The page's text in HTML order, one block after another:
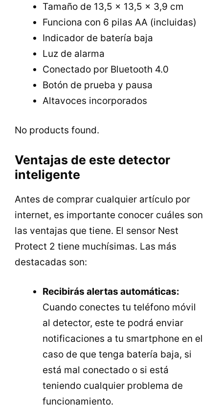
Tamaño de 13,5 x 13,5 x 3,9 cm
Funciona con 6 pilas AA (incluidas)
Indicador de batería baja
Luz de alarma
Conectado por Bluetooth 4.0
Botón de prueba y pausa
Altavoces incorporados
No products found.
Ventajas de este detector
inteligente
Antes de comprar cualquier artículo por
internet, es importante conocer cuáles son
las ventajas que tiene. El sensor Nest
Protect 2 tiene muchísimas. Las más
destacadas son:
Recibirás alertas automáticas:
Cuando conectes tu teléfono móvil
al detector, este te podrá enviar
notificaciones a tu smartphone en el
caso de que tenga batería baja, si
está mal conectado o si está
teniendo cualquier problema de
funcionamiento.